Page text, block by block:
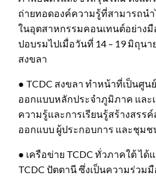
ถ่ายทอดองค์ความรู้ที่สามารถน
ในอุตสาหกรรมคอนเทนต์อย่างมื
ปอบรมไปเมื่อวันที่ 14 – 19 มิถุน
สงขลา
● TCDC สงขลา ทำหน้าที่เป็นศูน
ออกแบบหลักประจำภูมิภาค และ
ความรู้และการเรียนรู้สร้างสรร
ออกแบบ ผู้ประกอบการ และชุมช
● เครือข่าย TCDC ทั่วภาคใต้ ได้
TCDC ปัตตานี ซึ่งเป็นความร่วม